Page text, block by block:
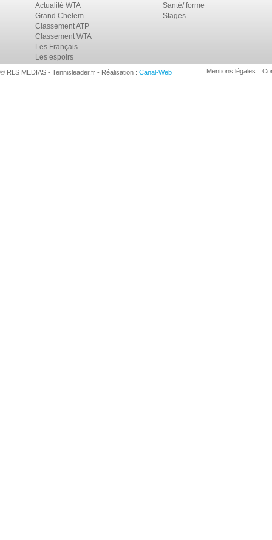
Actualité WTA
Grand Chelem
Classement ATP
Classement WTA
Les Français
Les espoirs
Santé/ forme
Stages
© RLS MEDIAS - Tennisleader.fr - Réalisation : Canal-Web Mentions légales